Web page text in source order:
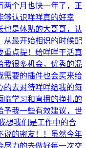
两个月也快一年了，正
够认识咩咩真的好幸
也是体贴的大哥哥，认
从最开始相识的时候配
重点提！给咩咩干活真
我很多机会，优秀的混
需要的插件也会买来给
的去对待咩咩给我的每
临学习和直播的挣扎的
予我一些有效建议，世
想我们是工作中的合
说的密友！！虽然今年
尽力的去做好每一次交